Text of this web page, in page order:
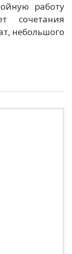
работу
сочетания
небольшого